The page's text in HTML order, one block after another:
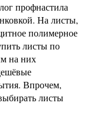
профнастила
На листы,
полимерное
листы по
на них
Впрочем,
листы